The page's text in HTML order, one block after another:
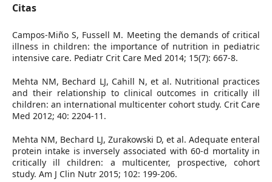
Citas
Campos-Miño S, Fussell M. Meeting the demands of critical
illness in children: the importance of nutrition in pediatric
intensive care. Pediatr Crit Care Med 2014; 15(7): 667-8.
Mehta NM, Bechard LJ, Cahill N, et al. Nutritional practices
and their relationship to clinical outcomes in critically ill
children: an international multicenter cohort study. Crit Care
Med 2012; 40: 2204-11.
Mehta NM, Bechard LJ, Zurakowski D, et al. Adequate enteral
protein intake is inversely associated with 60-d mortality in
critically ill children: a multicenter, prospective, cohort
study. Am J Clin Nutr 2015; 102: 199-206.